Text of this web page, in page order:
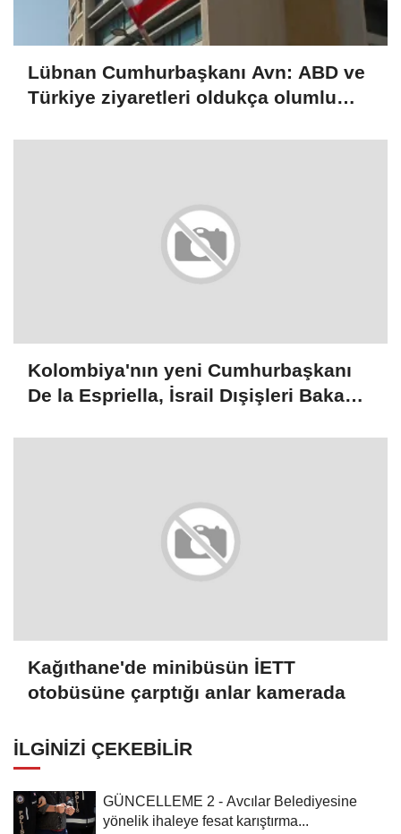
Lübnan Cumhurbaşkanı Avn: ABD ve
Türkiye ziyaretleri oldukça olumlu
Kolombiya'nın yeni Cumhurbaşkanı
De la Espriella, İsrail Dışişleri Bakanı
Kağıthane'de minibüsün İETT
otobüsüne çarptığı anlar kamerada
İLGINIZI ÇEKEBILIR
GÜNCELLEME 2 - Avcılar Belediyesine
yönelik ihaleye fesat karıştırma...